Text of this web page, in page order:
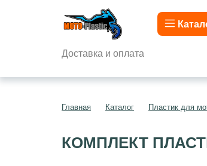
Доставка и оплата
Главная Каталог Пластик для
КОМПЛЕКТ